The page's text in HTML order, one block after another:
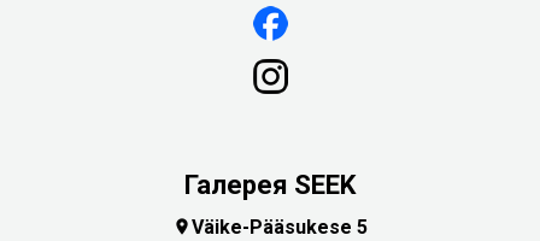
Галерея SEEK
Väike-Pääsukese 5